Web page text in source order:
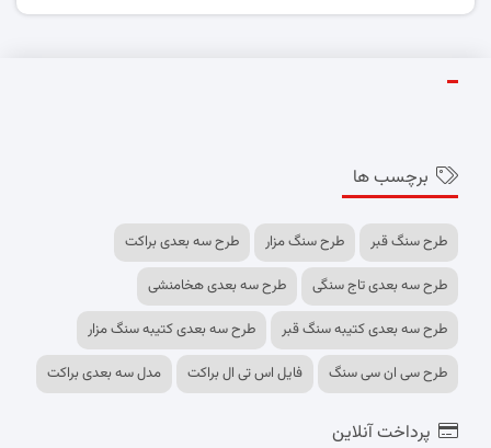
برچسب ها
طرح سنگ قبر طرح سنگ مزار
طرح سه بعدی براکت
طرح سه بعدی تاج سنگی
طرح سه بعدی هخامنشی
طرح سه بعدی کتیبه سنگ قبر
طرح سه بعدی کتیبه سنگ مزار
طرح سی ان سی سنگ
فایل اس تی ال براکت مدل سه بعدی براکت
پرداخت آنلاین